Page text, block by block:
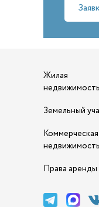
Жилая
недвижимость
Земельный
Коммерческая
недвижимость
Права аренды